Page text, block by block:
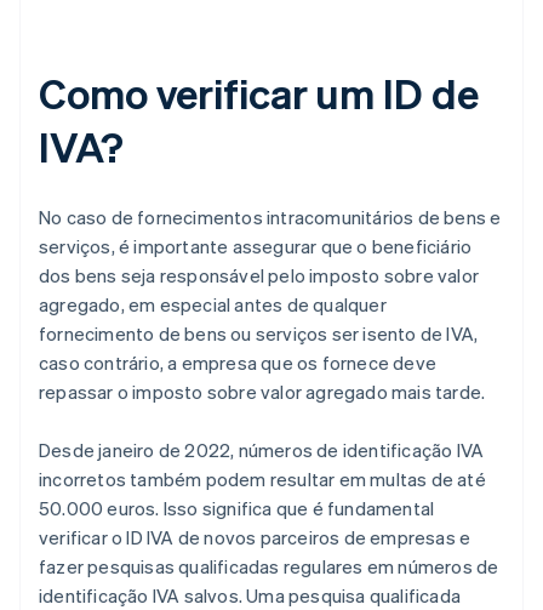
Como verificar um ID de
IVA?
No caso de fornecimentos intracomunitários de bens e
serviços, é importante assegurar que o beneficiário
dos bens seja responsável pelo imposto sobre valor
agregado, em especial antes de qualquer
fornecimento de bens ou serviços ser isento de IVA,
caso contrário, a empresa que os fornece deve
repassar o imposto sobre valor agregado mais tarde.
Desde janeiro de 2022, números de identificação IVA
incorretos também podem resultar em multas de até
50.000 euros. Isso significa que é fundamental
verificar o ID IVA de novos parceiros de empresas e
fazer pesquisas qualificadas regulares em números de
identificação IVA salvos. Uma pesquisa qualificada